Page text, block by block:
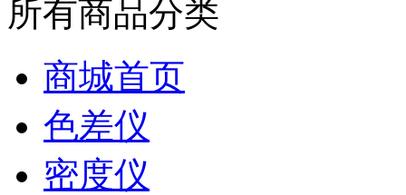
所有商品分类
商城首页
色差仪
密度仪